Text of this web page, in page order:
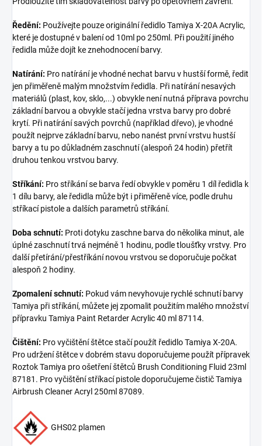
Ředění: Používejte pouze originální ředidlo Tamiya X-20A Acrylic,
které je dostupné v balení od 10ml po 250ml. Při použití jiného
ředidla může dojít ke znehodnocení barvy.
Natírání: Pro natírání je vhodné nechat barvu v hustší formě, ředit
jen přiměřeně malým množstvím ředidla. Při natírání nesavých
materiálů (plast, kov, sklo,...) obvykle není nutná příprava povrchu
základní barvou a obvykle stačí jedna vrstva barvy pro dobré
krytí. Při natírání savých povrchů (například dřevo), je vhodné
použít nejprve základní barvu, nebo nanést první vrstvu hustší
barvy a tu po důkladném zaschnutí (alespoň 24 hodin) přetřít
druhou tenkou vrstvou barvy.
Stříkání: Pro stříkání se barva ředí obvykle v poměru 1 díl ředidla k
1 dílu barvy, ale ředidla může být i přiměřeně více, podle druhu
stříkací pistole a dalších parametrů stříkání.
Doba schnutí: Proti dotyku zaschne barva do několika minut, ale
úplné zaschnutí trvá nejméně 1 hodinu, podle tloušťky vrstvy. Pro
další přetírání/přestříkání novou vrstvou se doporučuje počkat
alespoň 2 hodiny.
Zpomalení schnutí: Pokud vám nevyhovuje rychlé schnutí barvy
Tamiya při stříkání, můžete jej zpomalit použitím malého množství
přípravku Tamiya Paint Retarder Acrylic 40 ml 87114.
Čištění: Pro vyčištění štětce stačí použít ředidlo Tamiya X-20A.
Pro udržení štětce v dobrém stavu doporučujeme použít přípravek
Roztok Tamiya pro ošetření štětců Brush Conditioning Fluid 23ml
87181. Pro vyčištění stříkací pistole doporučujeme čistič Tamiya
Airbrush Cleaner Acryl 250ml 87089.
GHS02 plamen